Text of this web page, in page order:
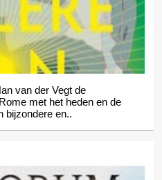
van der Vegt de
met het heden en de
bijzondere en..